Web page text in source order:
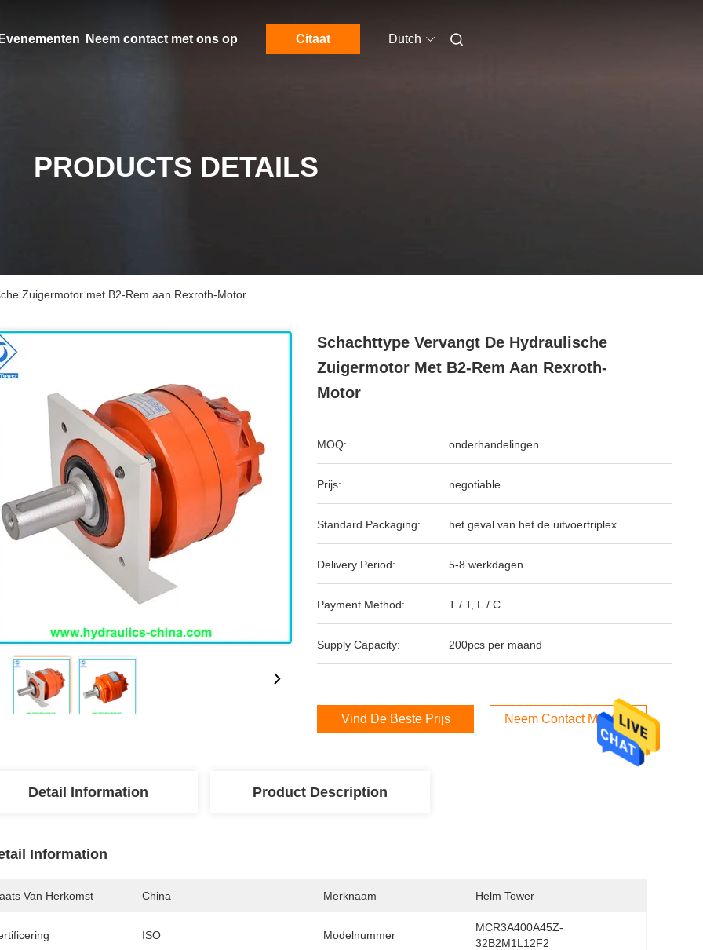
Evenementen Neem contact met ons op Citaat Dutch
PRODUCTS DETAILS
Zuigermotor met B2-Rem aan Rexroth-Motor
Schachttype Vervangt De Hydraulische
Zuigermotor Met B2-Rem Aan Rexroth-
Motor
MOQ: onderhandelingen
Prijs: negotiable
Standard Packaging: het geval van het de uitvoertriplex
Delivery Period: 5-8 werkdagen
Payment Method: T / T, L / C
Supply Capacity: 200pcs per maand
Vind De Beste Prijs Neem Contact Met Ons Op
Detail Information Product Description
Information
Van Herkomst China Merknaam Helm Tower
ISO Modelnummer
MCR3A400A45Z-
32B2M1L12F2